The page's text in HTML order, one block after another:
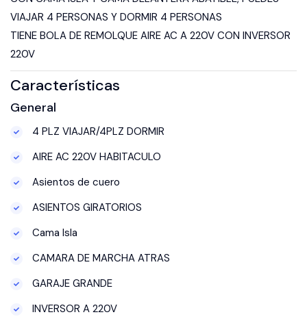
VIAJAR 4 PERSONAS Y DORMIR 4 PERSONAS
TIENE BOLA DE REMOLQUE AIRE AC A 220V CON INVERSOR
220V
Características
General
4 PLZ VIAJAR/4PLZ DORMIR
AIRE AC 220V HABITACULO
Asientos de cuero
ASIENTOS GIRATORIOS
Cama Isla
CAMARA DE MARCHA ATRAS
GARAJE GRANDE
INVERSOR A 220V